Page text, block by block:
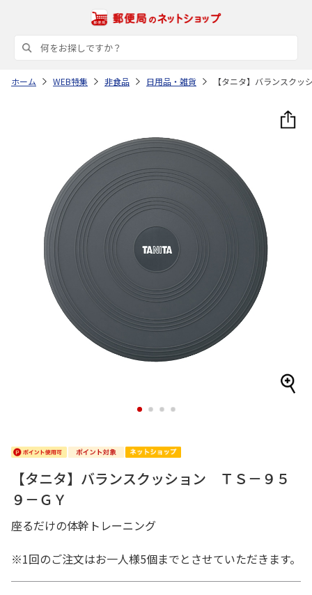
ホーム WEB特集 非食品 日用品・雑貨 【タニタ】バランスク
1 2 3 4
【タニタ】バランスクッション ＴＳ－９５
９－ＧＹ
座るだけの体幹トレーニング
※1回のご注文はお一人様5個までとさせていただきます。